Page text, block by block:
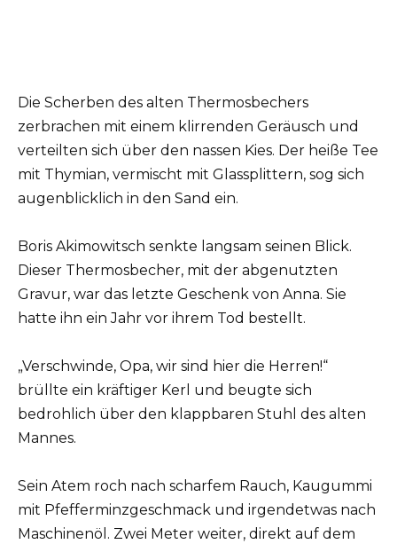
Die Scherben des alten Thermosbechers
zerbrachen mit einem klirrenden Geräusch und
verteilten sich über den nassen Kies. Der heiße Tee
mit Thymian, vermischt mit Glassplittern, sog sich
augenblicklich in den Sand ein.
Boris Akimowitsch senkte langsam seinen Blick.
Dieser Thermosbecher, mit der abgenutzten
Gravur, war das letzte Geschenk von Anna. Sie
hatte ihn ein Jahr vor ihrem Tod bestellt.
„Verschwinde, Opa, wir sind hier die Herren!“
brüllte ein kräftiger Kerl und beugte sich
bedrohlich über den klappbaren Stuhl des alten
Mannes.
Sein Atem roch nach scharfem Rauch, Kaugummi
mit Pfefferminzgeschmack und irgendetwas nach
Maschinenöl. Zwei Meter weiter, direkt auf dem